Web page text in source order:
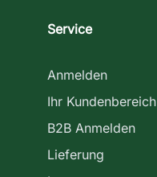
Service
Anmelden
Ihr Kundenbereich
B2B Anmelden
Lieferung